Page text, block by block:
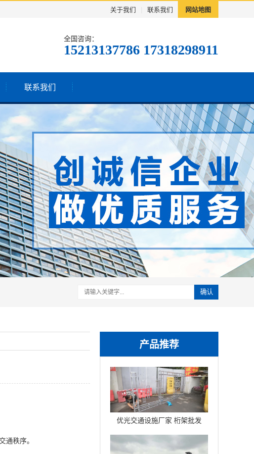
关于我们 联系我们 网站地图
全国咨询：
15213137786 17318298911
联系我们
确认
产品推荐
优光交通设施厂家 桁架批发
铝联杆球节折叠桁架铝合金
广告背景架
秩序。